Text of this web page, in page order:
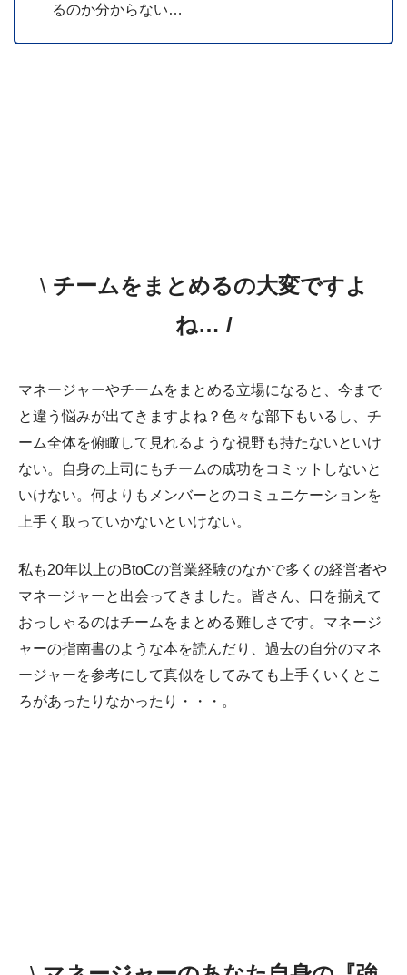
るのか分からない…
\ チームをまとめるの大変ですよ
ね… /
マネージャーやチームをまとめる立場になると、今まで
と違う悩みが出てきますよね？色々な部下もいるし、チ
ーム全体を俯瞰して見れるような視野も持たないといけ
ない。自身の上司にもチームの成功をコミットしないと
いけない。何よりもメンバーとのコミュニケーションを
上手く取っていかないといけない。
私も20年以上のBtoCの営業経験のなかで多くの経営者や
マネージャーと出会ってきました。皆さん、口を揃えて
おっしゃるのはチームをまとめる難しさです。マネージ
ャーの指南書のような本を読んだり、過去の自分のマネ
ージャーを参考にして真似をしてみても上手くいくとこ
ろがあったりなかったり・・・。